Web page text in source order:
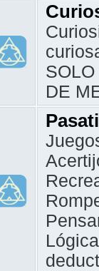
DE
Lógica